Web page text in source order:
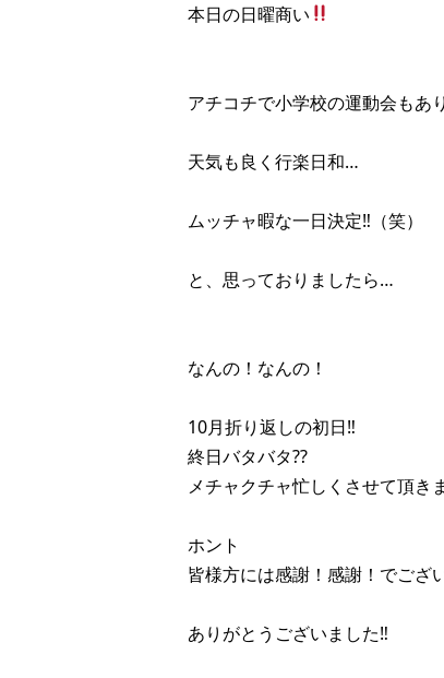
本日の日曜商い
アチコチで小学校の運動会もあ
天気も良く行楽日和…
ムッチャ暇な一日決定‼︎（笑）
と、思っておりましたら…
なんの！なんの！
10月折り返しの初日‼︎
終日バタバタ??
メチャクチャ忙しくさせて頂き
ホント
皆様方には感謝！感謝！でござ
ありがとうございました‼︎